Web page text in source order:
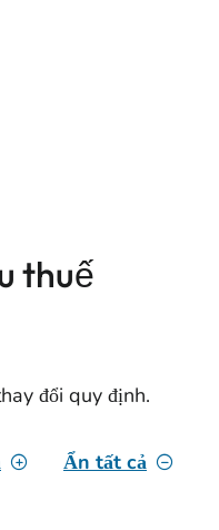
thuế
đổi quy định.
Ẩn tất cả